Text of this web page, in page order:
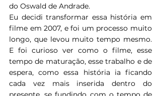
do Oswald de Andrade.
Eu decidi transformar essa história em
filme em 2007, e foi um processo muito
longo, que levou muito tempo mesmo.
E foi curioso ver como o filme, esse
tempo de maturação, esse trabalho e de
espera, como essa história ia ficando
cada vez mais inserida dentro do